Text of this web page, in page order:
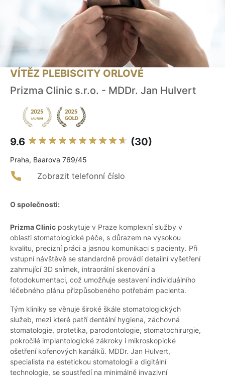
VÍTĚZ PLEBISCITY ORLOVÉ
Prizma Clinic s.r.o. - MDDr. Jan Hulvert
9.6 (30)
Praha, Baarova 769/45
Zobrazit telefonní číslo
O společnosti:
Prizma Clinic poskytuje v Praze komplexní služby v
oblasti stomatologické péče, s důrazem na vysokou
kvalitu, precizní práci a jasnou komunikaci s pacienty. Při
vstupní návštěvě se standardně provádí detailní vyšetření
zahrnující 3D snímek, intraorální skenování a
fotodokumentaci, což umožňuje sestavení individuálního
léčebného plánu přizpůsobeného potřebám pacienta.
Tým kliniky se věnuje široké škále stomatologických
služeb, mezi které patří dentální hygiena, záchovná
stomatologie, protetika, parodontologie, stomatochirurgie,
pokročilé implantologické zákroky i mikroskopické
ošetření kořenových kanálků. MDDr. Jan Hulvert,
specialista na estetickou stomatologii a digitální
technologie, se soustředí na minimálně invazivní